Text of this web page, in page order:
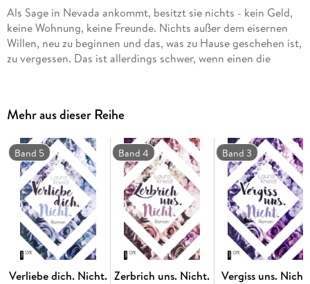
Als Sage in Nevada ankommt, besitzt sie nichts - kein Geld,
keine Wohnung, keine Freunde. Nichts außer dem eisernen
Willen, neu zu beginnen und das, was zu Hause geschehen ist,
zu vergessen. Das ist allerdings schwer, wenn einen die
Mit seinen stechend grauen Augen und seinen Tätowierungen
steht er für alles, wovor Sage sich fürchtet. Doch Luca ist
nicht der, der er auf den ersten Blick zu sein scheint, und als
es Sage gelingt, hinter seine Fassade zu blicken, lässt dies ihr
Herz gefährlich schneller schlagen . . .
Sage und Luca - DIE große Liebesgeschichte des Winters!
Mehr aus dieser Reihe
Band 5
Verliebe dich. Nicht.
Band 4
Zerbrich uns. Nicht.
Band 3
Vergiss uns. Nicht.